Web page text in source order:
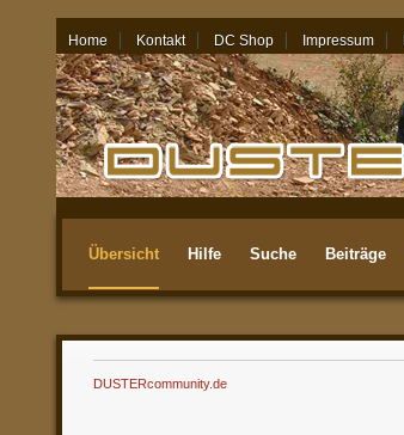
Home Kontakt DC Shop Impressum
06.08.26 - 23:34
Übersicht Hilfe Suche Beiträge
DUSTERcommunity.de